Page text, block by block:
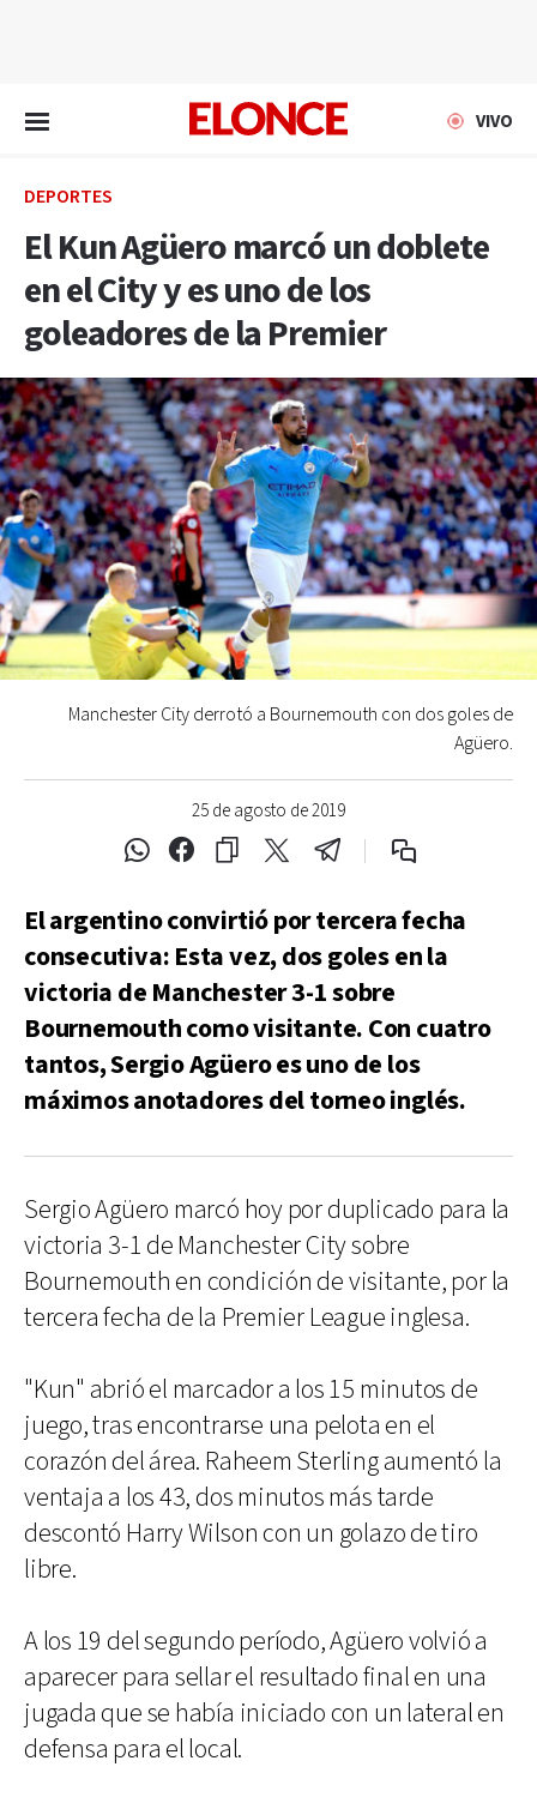
VIVO
DEPORTES
El Kun Agüero marcó un doblete
en el City y es uno de los
goleadores de la Premier
25 de agosto de 2019
Manchester City derrotó a Bournemouth con dos goles de
Agüero.
El argentino convirtió por tercera fecha
consecutiva: Esta vez, dos goles en la
victoria de Manchester 3-1 sobre
Bournemouth como visitante. Con cuatro
tantos, Sergio Agüero es uno de los
máximos anotadores del torneo inglés.
Sergio Agüero marcó hoy por duplicado para la
victoria 3-1 de Manchester City sobre
Bournemouth en condición de visitante, por la
tercera fecha de la Premier League inglesa.
"Kun" abrió el marcador a los 15 minutos de
juego, tras encontrarse una pelota en el
corazón del área. Raheem Sterling aumentó la
ventaja a los 43, dos minutos más tarde
descontó Harry Wilson con un golazo de tiro
libre.
A los 19 del segundo período, Agüero volvió a
aparecer para sellar el resultado final en una
jugada que se había iniciado con un lateral en
defensa para el local.